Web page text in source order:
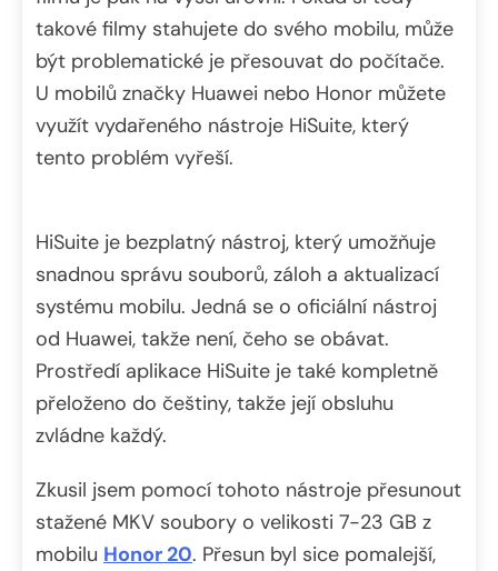
takové filmy stahujete do svého mobilu, může
být problematické je přesouvat do počítače.
U mobilů značky Huawei nebo Honor můžete
využít vydařeného nástroje HiSuite, který
tento problém vyřeší.
HiSuite je bezplatný nástroj, který umožňuje
snadnou správu souborů, záloh a aktualizací
systému mobilu. Jedná se o oficiální nástroj
od Huawei, takže není, čeho se obávat.
Prostředí aplikace HiSuite je také kompletně
přeloženo do češtiny, takže její obsluhu
zvládne každý.
Zkusil jsem pomocí tohoto nástroje přesunout
stažené MKV soubory o velikosti 7-23 GB z
mobilu Honor 20. Přesun byl sice pomalejší,